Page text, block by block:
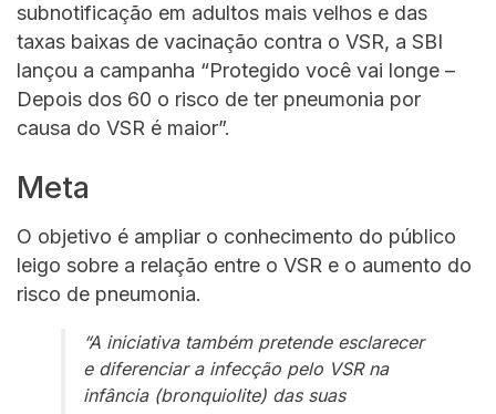
subnotificação em adultos mais velhos e das
taxas baixas de vacinação contra o VSR, a SBI
lançou a campanha “Protegido você vai longe –
Depois dos 60 o risco de ter pneumonia por
causa do VSR é maior”.
Meta
O objetivo é ampliar o conhecimento do público
leigo sobre a relação entre o VSR e o aumento do
risco de pneumonia.
“A iniciativa também pretende esclarecer
e diferenciar a infecção pelo VSR na
infância (bronquiolite) das suas